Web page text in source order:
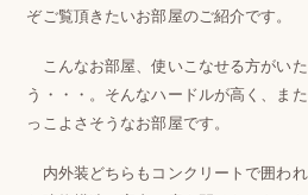
ぞご覧頂きたいお部屋のご紹介です。
こんなお部屋、使いこなせる方がい
う・・・。そんなハードルが高く、ま
っこよさそうなお部屋です。
内外装どちらもコンクリートで囲わ